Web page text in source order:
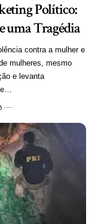
Político:
uma Tragédia
contra a mulher e
mulheres, mesmo
e levanta